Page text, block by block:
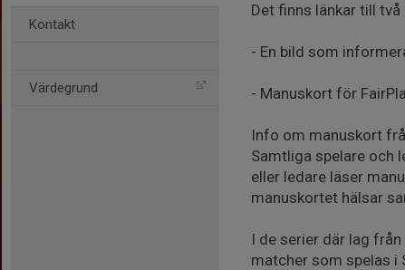
Kontakt
Värdegrund
Det finns länkar till
- En bild som
- Manuskort för
Info om manuskort
Samtliga spelare och
eller ledare läser
manuskortet hälsar
I de serier där lag
matcher som spelas i